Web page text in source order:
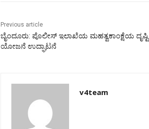
Previous article
ಬೈಂದೂರು: ಪೊಲೀಸ್‌ ಇಲಾಖೆಯ ಮಹತ್ವಕಾಂಕ್ಷೆಯ ದೃಷ್ಟಿ
ಯೋಜನೆ ಉದ್ಘಾಟನೆ
v4team